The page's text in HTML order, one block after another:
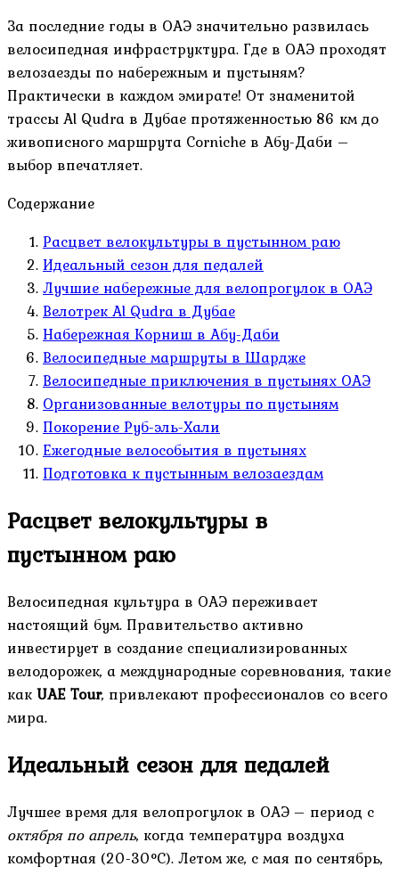
За последние годы в ОАЭ значительно развилась
велосипедная инфраструктура. Где в ОАЭ проходят
велозаезды по набережным и пустыням?
Практически в каждом эмирате! От знаменитой
трассы Al Qudra в Дубае протяженностью 86 км до
живописного маршрута Corniche в Абу-Даби –
выбор впечатляет.
Содержание
Расцвет велокультуры в пустынном раю
Идеальный сезон для педалей
Лучшие набережные для велопрогулок в ОАЭ
Велотрек Al Qudra в Дубае
Набережная Корниш в Абу-Даби
Велосипедные маршруты в Шардже
Велосипедные приключения в пустынях ОАЭ
Организованные велотуры по пустыням
Покорение Руб-эль-Хали
Ежегодные велособытия в пустынях
Подготовка к пустынным велозаездам
Расцвет велокультуры в
пустынном раю
Велосипедная культура в ОАЭ переживает
настоящий бум. Правительство активно
инвестирует в создание специализированных
велодорожек, а международные соревнования, такие
какUAE Tour, привлекают профессионалов со всего
мира.
Идеальный сезон для педалей
Лучшее время для велопрогулок в ОАЭ – период с
октября по апрель, когда температура воздуха
комфортная (20-30°C). Летом же, с мая по сентябрь,